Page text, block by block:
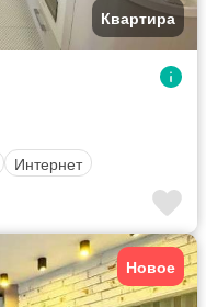
Квартира
Интернет
Новое